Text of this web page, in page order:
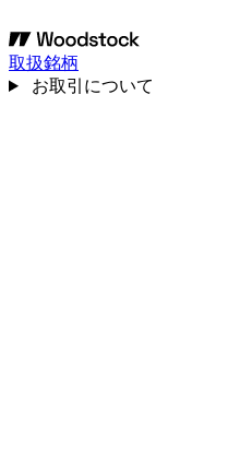
取扱銘柄
お取引について